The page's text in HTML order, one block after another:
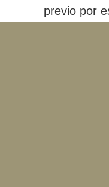
previo por